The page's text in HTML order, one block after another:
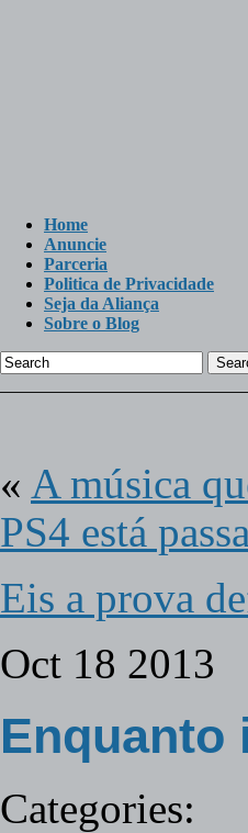
Home
Anuncie
Parceria
Politica de Privacidade
Seja da Aliança
Sobre o Blog
« A música
PS4 está
Eis a prova
Oct 18 2013
Enquanto
Categories: